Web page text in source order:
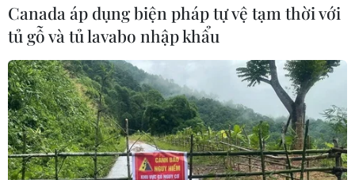
Canada áp dụng biện pháp tự vệ tạm thời với
tủ gỗ và tủ lavabo nhập khẩu